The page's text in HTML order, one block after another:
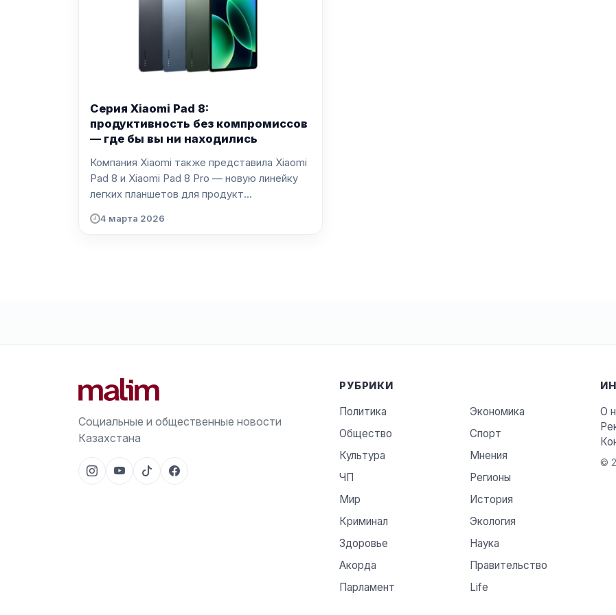
Серия Xiaomi Pad 8:
продуктивность без компромиссов
— где бы вы ни находились
Компания Xiaomi также представила Xiaomi
Pad 8 и Xiaomi Pad 8 Pro — новую линейку
легких планшетов для продукт...
4 марта 2026
Социальные и общественные новости
Казахстана
РУБРИКИ
Политика
Экономика
Общество
Спорт
Культура
Мнения
ЧП
Регионы
Мир
История
Криминал
Экология
Здоровье
Наука
Акорда
Правительство
Парламент
Life
О
©